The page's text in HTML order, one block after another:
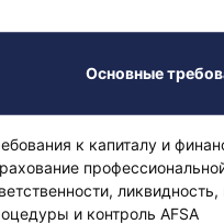
Основные
к капиталу и
и контроль AFSA